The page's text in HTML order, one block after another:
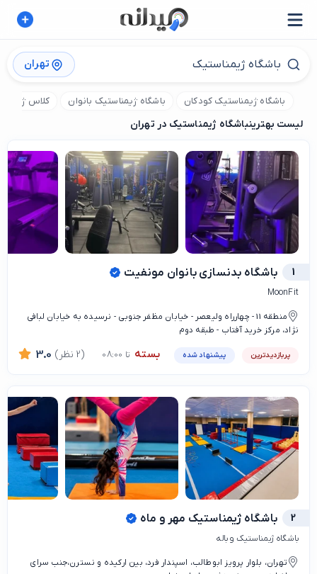
تهران
باشگاه ژیمناستیک کودکان باشگاه ژیمناستیک بانوان کلاس
لیست بهترینباشگاه ژیمناستیک در تهران
1 باشگاه بدنسازی بانوان مونفیت
MoonFit
منطقه 11 - چهارراه ولیعصر - خیابان مظفر جنوبی - نرسیده به خیابان لبافی
نژاد، مرکز خرید آفتاب - طبقه دوم
پربازدیدترین پیشنهاد شده بسته تا 08:00 3.0 (2 نظر)
2 باشگاه ژیمناستیک مهر و ماه
باشگاه ژیمناستیک و باله
تهران، بلوار پرویز ابوطالب، اسپندار فرد، بین ارکیده و نسترن،جنب سرای